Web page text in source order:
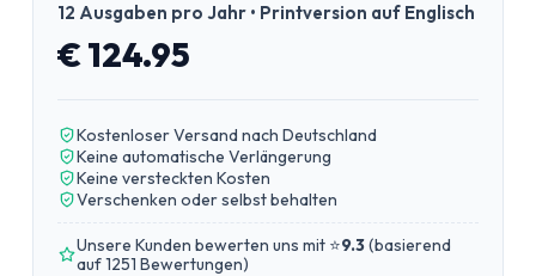
12 Ausgaben pro Jahr • Printversion auf Englisch
€ 124.95
Kostenloser Versand nach Deutschland
Keine automatische Verlängerung
Keine versteckten Kosten
Verschenken oder selbst behalten
Unsere Kunden bewerten uns mit ⭐9.3(basierend
auf 1251 Bewertungen)